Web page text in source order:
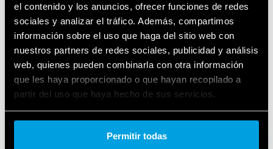
el contenido y los anuncios, ofrecer funciones de redes
sociales y analizar el tráfico. Además, compartimos
información sobre el uso que haga del sitio web con
nuestros partners de redes sociales, publicidad y análisis
web, quienes pueden combinarla con otra información
que les haya proporcionado o que hayan recopilado a
partir del uso que haya hecho de sus servicios.
Cookie policy.
Permitir todas
SERIE 90
Bases para relés de las series 60 y 88